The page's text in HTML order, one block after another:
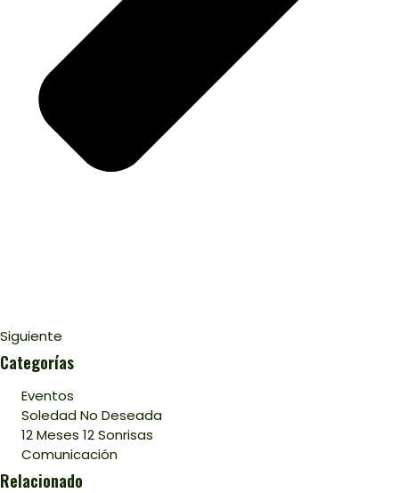
Siguiente
Categorías
Eventos
Soledad No Deseada
12 Meses 12 Sonrisas
Comunicación
Relacionado